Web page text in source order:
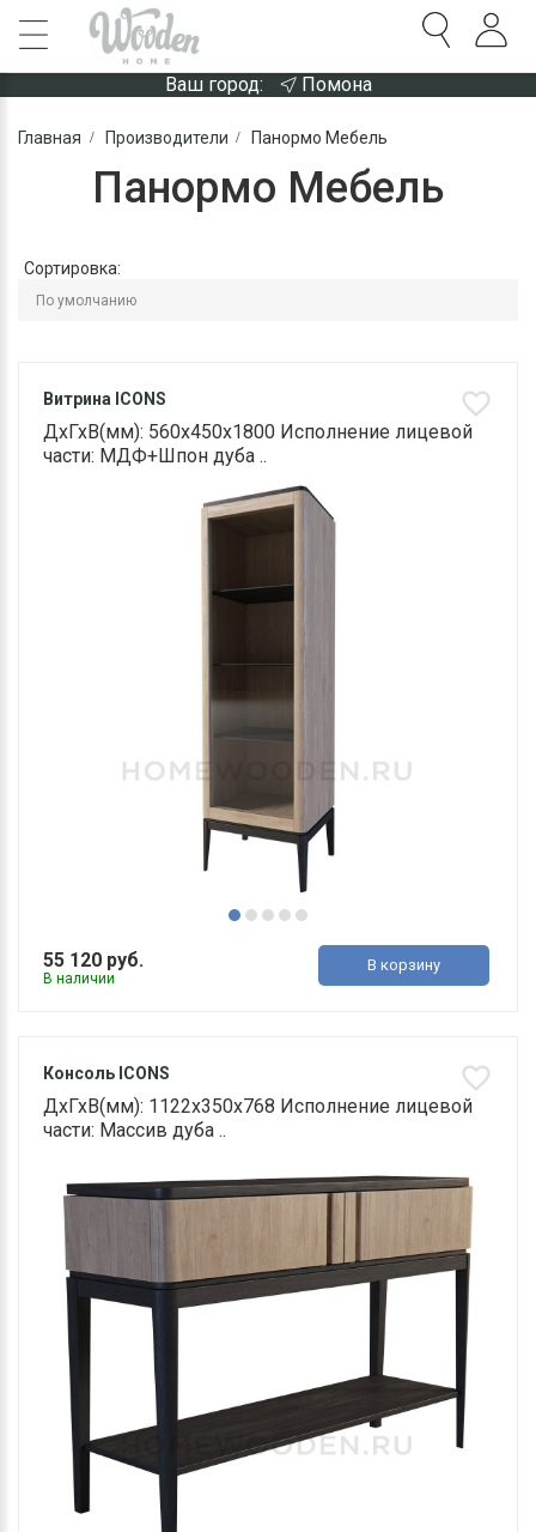
Ваш город: Помона
Главная Производители Панормо Мебель
Панормо Мебель
Сортировка:
Витрина ICONS
ДхГхВ(мм): 560х450х1800 Исполнение лицевой
части: МДФ+Шпон дуба ..
55 120 руб.
В наличии
В корзину
Консоль ICONS
ДхГхВ(мм): 1122х350х768 Исполнение лицевой
части: Массив дуба ..